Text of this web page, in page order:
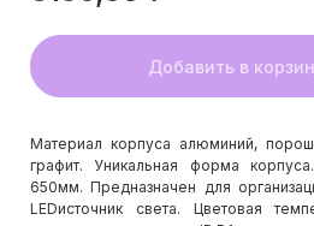
Добавить в
Материал корпуса алюминий,
графит. Уникальная форма
650мм. Предназначен для
LEDисточник света. Цветовая